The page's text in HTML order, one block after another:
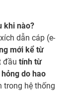
khi nào?
dẫn cáp (e-
mới kể từ
đầu tính từ
do hao
trong hệ thống